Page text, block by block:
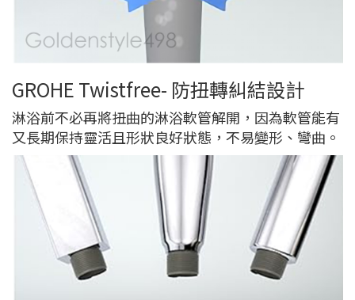
GROHE Twistfree- 防扭轉糾結設計
淋浴前不必再將扭曲的淋浴軟管解開，因為軟管能有
又長期保持靈活且形狀良好狀態，不易變形、彎曲。